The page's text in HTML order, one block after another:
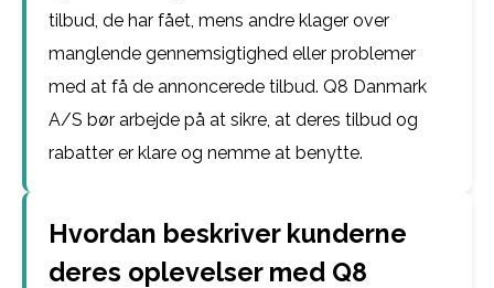
tilbud, de har fået, mens andre klager over
manglende gennemsigtighed eller problemer
med at få de annoncerede tilbud. Q8 Danmark
A/S bør arbejde på at sikre, at deres tilbud og
rabatter er klare og nemme at benytte.
Hvordan beskriver kunderne
deres oplevelser med Q8